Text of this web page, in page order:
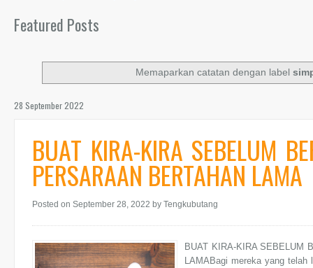
Featured Posts
Memaparkan catatan dengan label
28 September 2022
BUAT KIRA-KIRA SEBELUM
PERSARAAN BERTAHAN LAMA
Posted on September 28, 2022 by Tengkubutang
BUAT KIRA-KIRA SEBELUM
LAMABagi mereka yang telah